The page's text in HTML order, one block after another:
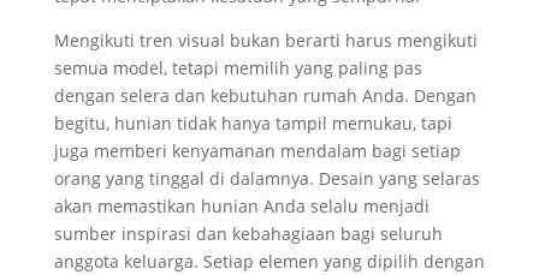
Mengikuti tren visual bukan berarti harus mengikuti
semua model, tetapi memilih yang paling pas
dengan selera dan kebutuhan rumah Anda. Dengan
begitu, hunian tidak hanya tampil memukau, tapi
juga memberi kenyamanan mendalam bagi setiap
orang yang tinggal di dalamnya. Desain yang selaras
akan memastikan hunian Anda selalu menjadi
sumber inspirasi dan kebahagiaan bagi seluruh
anggota keluarga. Setiap elemen yang dipilih dengan